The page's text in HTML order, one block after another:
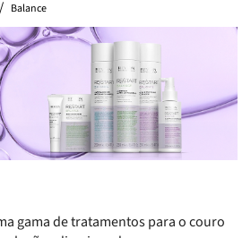
Balance
gama de tratamentos para o couro